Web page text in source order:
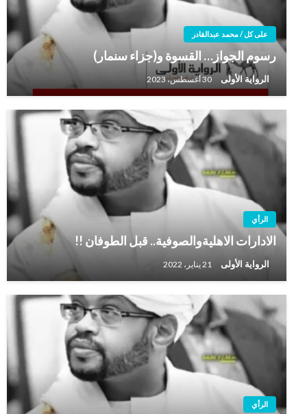
على كل / محمد عبدالقادر
رسوم الجواز… القسوة و(جزاء سنمار)
الرواية الأولى 30 أغسطس، 2023
الرأي
الادارات الاهليةوالصوفية.. قبل الطوفان !!
الرواية الأولى 21 يناير، 2022
الرأي